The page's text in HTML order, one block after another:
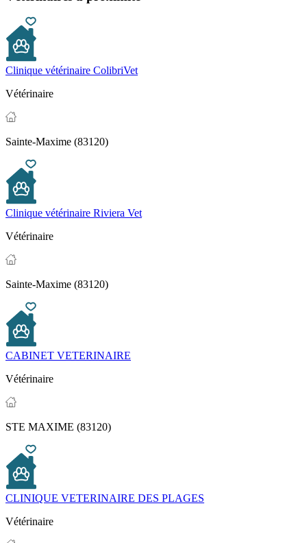
Clinique vétérinaire ColibriVet
Vétérinaire
Sainte-Maxime (83120)
Clinique vétérinaire Riviera Vet
Vétérinaire
Sainte-Maxime (83120)
CABINET VETERINAIRE
Vétérinaire
STE MAXIME (83120)
CLINIQUE VETERINAIRE DES PLAGES
Vétérinaire